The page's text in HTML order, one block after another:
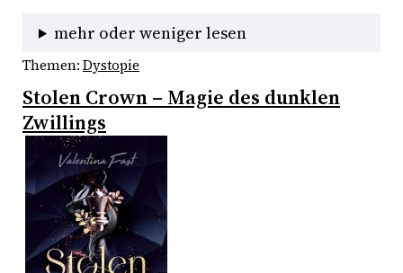
mehr oder weniger lesen
Themen: Dystopie
Stolen Crown – Magie des dunklen
Zwillings